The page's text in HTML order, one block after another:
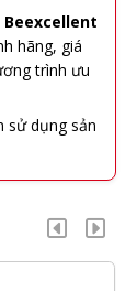
Beexcellent
hãng, giá
trình ưu
sử dụng sản